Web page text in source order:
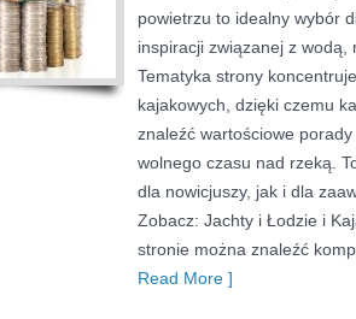
powietrzu to idealny wybór
inspiracji związanej z wodą,
Tematyka strony
kajakowych, dzięki czemu
znaleźć wartościowe
wolnego czasu nad rzeką.
dla nowicjuszy, jak i dla
Zobacz: Jachty i Łodzie i
stronie można znaleźć
Read More ]